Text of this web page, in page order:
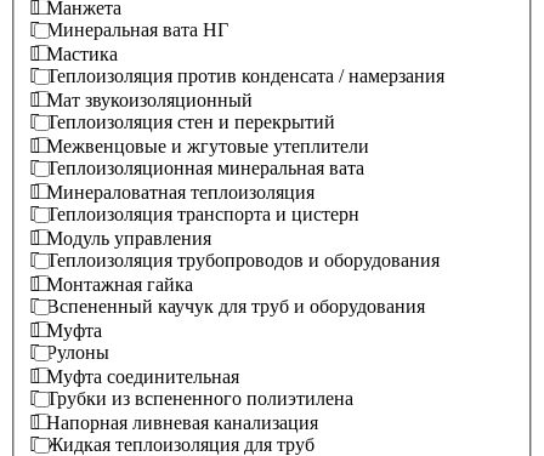
Минеральная вата НГ
Теплоизоляция против конденсата / намерзания
Теплоизоляция стен и перекрытий
Теплоизоляционная минеральная вата
Теплоизоляция транспорта и цистерн
Теплоизоляция трубопроводов и оборудования
Вспененный каучук для труб и оборудования
Рулоны
Трубки из вспененного полиэтилена
Жидкая теплоизоляция для труб
Манжета
Мастика
Мат звукоизоляционный
Межвенцовые и жгутовые утеплители
Минераловатная теплоизоляция
Модуль управления
Монтажная гайка
Муфта
Муфта соединительная
Напорная ливневая канализация